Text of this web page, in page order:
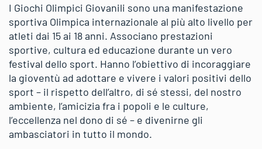
I Giochi Olimpici Giovanili sono una manifestazione
sportiva Olimpica internazionale al più alto livello per
atleti dai 15 ai 18 anni. Associano prestazioni
sportive, cultura ed educazione durante un vero
festival dello sport. Hanno l’obiettivo di incoraggiare
la gioventù ad adottare e vivere i valori positivi dello
sport – il rispetto dell’altro, di sé stessi, del nostro
ambiente, l’amicizia fra i popoli e le culture,
l’eccellenza nel dono di sé – e divenirne gli
ambasciatori in tutto il mondo.